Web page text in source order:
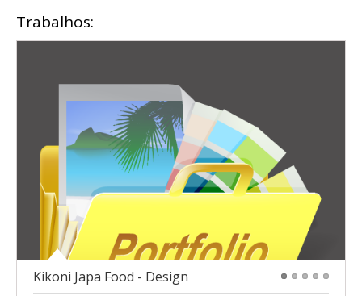
Trabalhos:
Kikoni Japa Food - Design